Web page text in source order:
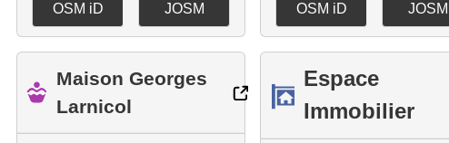
OSM iD JOSM OSM iD JOSM
Maison Georges
Larnicol
Espace
Immobilier